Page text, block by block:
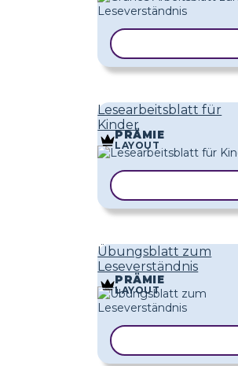
Lesearbeitsblatt für
Kinder
PRÄMIE
LAYOUT
Übungsblatt zum
Leseverständnis
PRÄMIE
LAYOUT